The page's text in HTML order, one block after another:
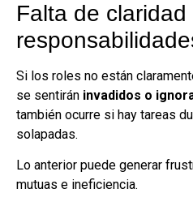
Falta de
Si los roles no están
se sentirán invadidos o
también ocurre si hay tareas
solapadas.
Lo anterior puede generar
mutuas e ineficiencia.